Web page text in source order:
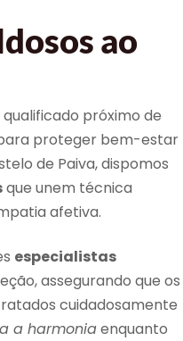
ao
qualificado próximo de
proteger bem-estar
de Paiva, dispomos
que unem técnica
afetiva.
especialistas
assegurando que os
cuidadosamente
a harmoniaenquanto